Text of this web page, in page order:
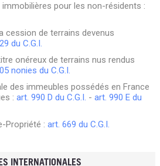
pour les non-résidents :
cession de terrains devenus
du C.G.I.
onéreux de terrains nus rendus
nonies du C.G.I.
des immeubles possédés en France
: art. 990 D du C.G.I. - art. 990 E du
Propriété : art. 669 du C.G.I.
INTERNATIONALES